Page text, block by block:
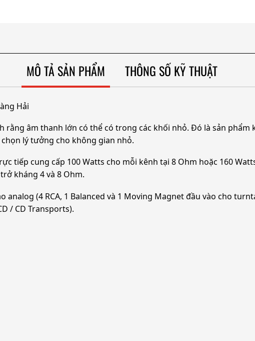
MÔ TẢ SẢN PHẨM THÔNG SỐ KỸ THUẬT
Hải
âm thanh lớn có thể có trong các khối nhỏ. Đó là sản phẩm
lý tưởng cho không gian nhỏ.
tiếp cung cấp 100 Watts cho mỗi kênh tại 8 Ohm hoặc 160
kháng 4 và 8 Ohm.
analog (4 RCA, 1 Balanced và 1 Moving Magnet đầu vào cho
/ CD Transports).